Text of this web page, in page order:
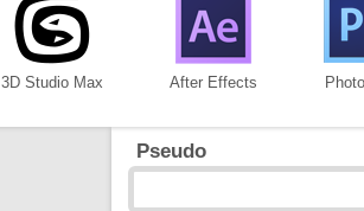
3D Studio Max After Effects
Pseudo